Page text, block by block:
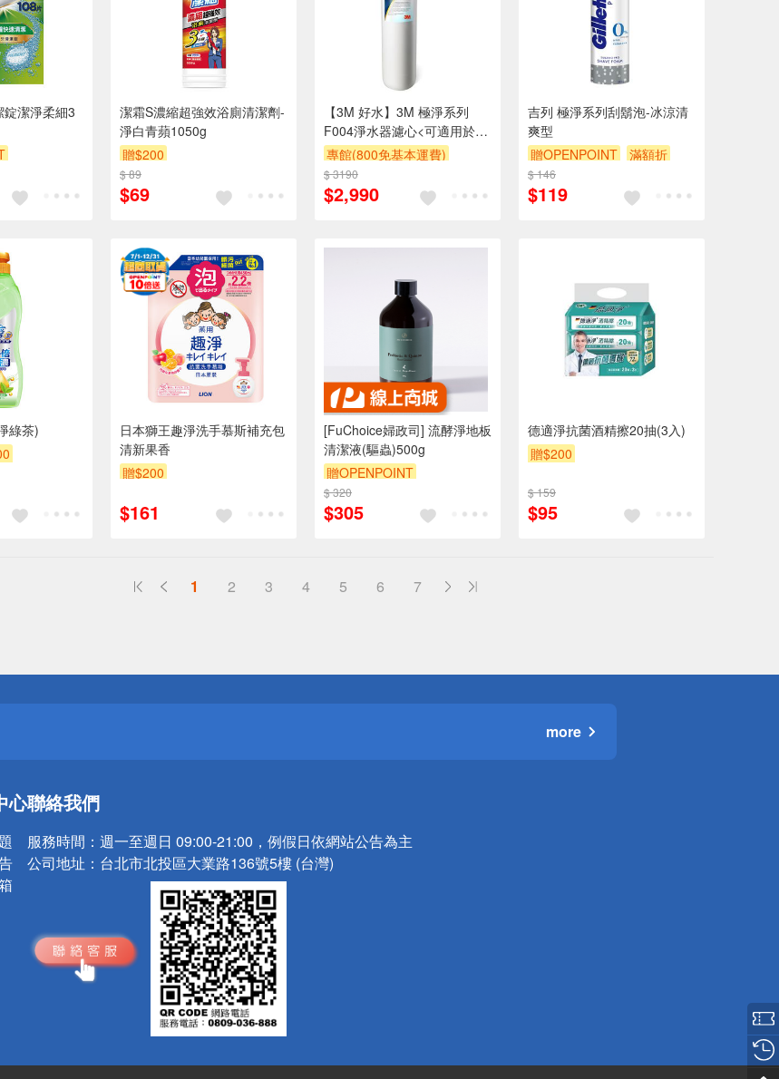
潔淨柔細3
潔霜S濃縮超強效浴廁清潔劑-
淨白青蘋1050g
贈$200
$ 89
$69
【3M 好水】3M 極淨系列
F004淨水器濾心<可適用於~
極淨系列S004淨水器>
專館(800免基本運費)
滿額贈券
$ 3190
$2,990
吉列 極淨系列刮鬍泡-冰涼清
爽型
贈OPENPOINT
滿額折
贈$200
$ 146
$119
綠茶)
日本獅王趣淨洗手慕斯補充包
清新果香
贈$200
$161
[FuChoice婦政司] 流酵淨地板
清潔液(驅蟲)500g
贈OPENPOINT
$ 320
$305
德適淨抗菌酒精擦20抽(3入)
贈$200
$ 159
$95
1 2 3 4 5 6 7
！
！
more
心聯絡我們
服務時間： 週一至週日 09:00-21:00，例假日依網站公告為主
公司地址： 台北市北投區大業路136號5樓 (台灣)